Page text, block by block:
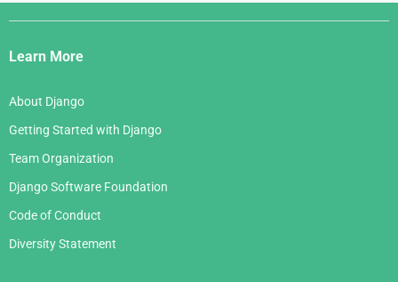
Django
Links
Learn More
About Django
Getting Started with Django
Team Organization
Django Software Foundation
Code of Conduct
Diversity Statement